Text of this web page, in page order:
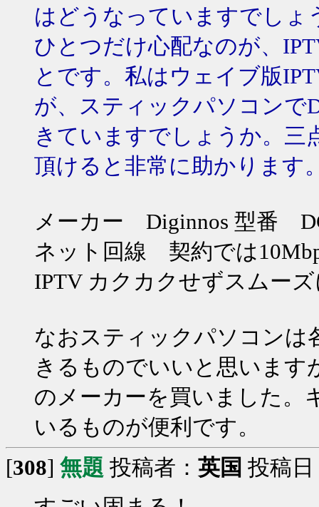
はどうなっていますでしょ
ひとつだけ心配なのが、
とです。私はウェイブ版
が、スティックパソコンで
きていますでしょうか。三
頂けると非常に助かります
メーカー Diginnos 型番
ネット回線 契約では
IPTV カクカクせずスムー
なおスティックパソコンは
きるものでいいと思います
のメーカーを買いました。
いるものが便利です。
[308] 無題 投稿者： 英国 投稿